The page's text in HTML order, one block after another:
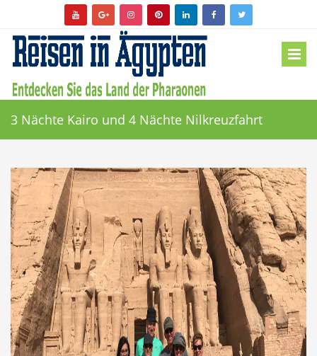
3 Nächte Kairo und 4 Nächte Nilkreuzfahrt